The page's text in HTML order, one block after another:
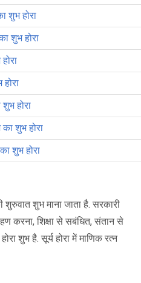
शुभ होरा
शुभ होरा
होरा
शुभ होरा
शुभ होरा
शुरुवात शुभ माना जाता है. सरकारी
करना, शिक्षा से सबंधित, संतान से
शुभ है. सूर्य होरा में माणिक रत्न